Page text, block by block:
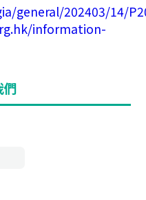
general/202403/14/
information-
們